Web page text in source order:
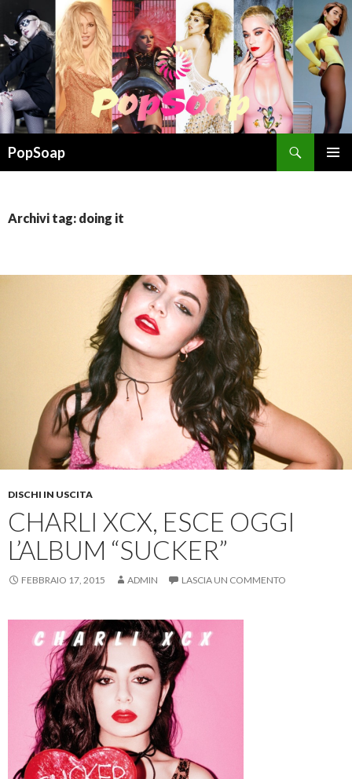
PopSoap
Archivi tag: doing it
DISCHI IN USCITA
CHARLI XCX, ESCE OGGI
L’ALBUM “SUCKER”
FEBBRAIO 17, 2015 ADMIN LASCIA UN COMMENTO